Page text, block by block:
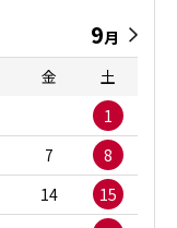
9月
金
土
1
7
8
14
15